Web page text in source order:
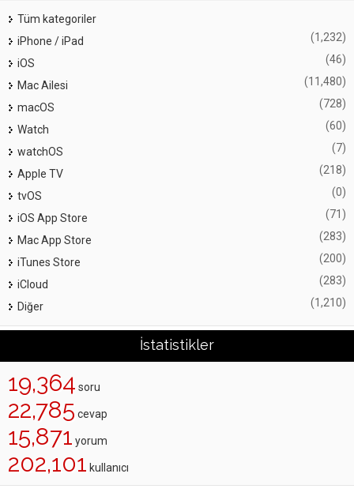
Tüm kategoriler
iPhone / iPad
(1,232)
iOS (46)
Mac Ailesi (11,480)
macOS (728)
Watch (60)
watchOS (7)
Apple TV (218)
tvOS (0)
iOS App Store (71)
Mac App Store (283)
iTunes Store (200)
iCloud (283)
Diğer (1,210)
İstatistikler
19,364 soru
22,785 cevap
15,871 yorum
202,101 kullanıcı